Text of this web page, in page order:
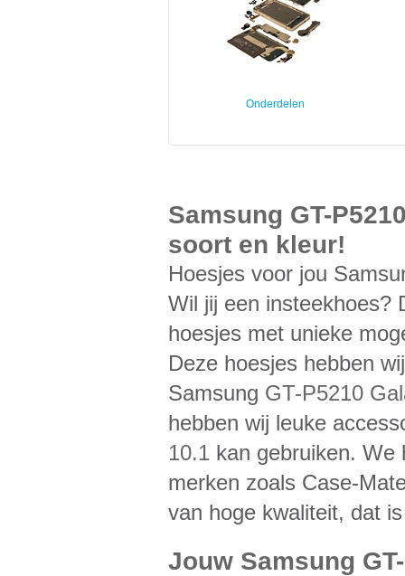
Onderdelen
Samsung GT-
soort en kleur!
Hoesjes voor jou
Wil jij een insteekhoes?
hoesjes met unieke
Deze hoesjes hebben
Samsung GT-P5210
hebben wij leuke
10.1 kan gebruiken. We
merken zoals Case-
van hoge kwaliteit, dat
Jouw Samsung